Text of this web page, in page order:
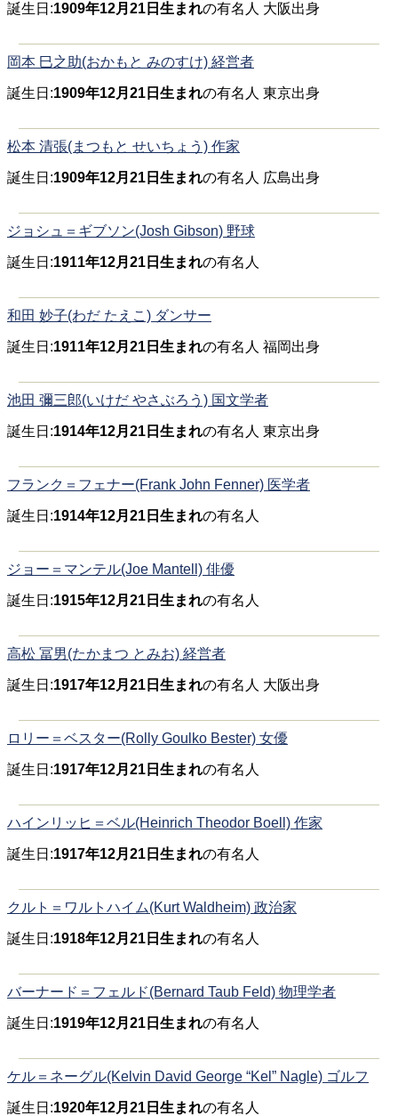
誕生日:1909年12月21日生まれの有名人 大阪出身
岡本 巳之助(おかもと みのすけ) 経営者
誕生日:1909年12月21日生まれの有名人 東京出身
松本 清張(まつもと せいちょう) 作家
誕生日:1909年12月21日生まれの有名人 広島出身
ジョシュ＝ギブソン(Josh Gibson) 野球
誕生日:1911年12月21日生まれの有名人
和田 妙子(わだ たえこ) ダンサー
誕生日:1911年12月21日生まれの有名人 福岡出身
池田 彌三郎(いけだ やさぶろう) 国文学者
誕生日:1914年12月21日生まれの有名人 東京出身
フランク＝フェナー(Frank John Fenner) 医学者
誕生日:1914年12月21日生まれの有名人
ジョー＝マンテル(Joe Mantell) 俳優
誕生日:1915年12月21日生まれの有名人
高松 冨男(たかまつ とみお) 経営者
誕生日:1917年12月21日生まれの有名人 大阪出身
ロリー＝ベスター(Rolly Goulko Bester) 女優
誕生日:1917年12月21日生まれの有名人
ハインリッヒ＝ベル(Heinrich Theodor Boell) 作家
誕生日:1917年12月21日生まれの有名人
クルト＝ワルトハイム(Kurt Waldheim) 政治家
誕生日:1918年12月21日生まれの有名人
バーナード＝フェルド(Bernard Taub Feld) 物理学者
誕生日:1919年12月21日生まれの有名人
ケル＝ネーグル(Kelvin David George “Kel” Nagle) ゴルフ
誕生日:1920年12月21日生まれの有名人